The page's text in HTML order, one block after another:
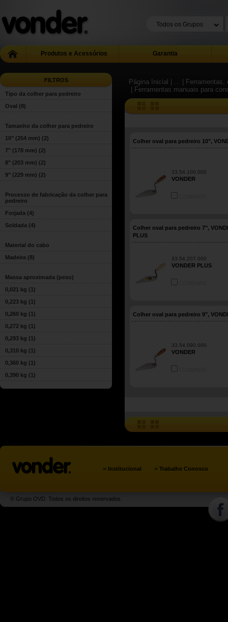
Produtos e Acessórios Garantia
FILTROS
Tipo da colher para pedreiro
Oval (8)
Tamanho da colher para pedreiro
10" (254 mm) (2)
7" (178 mm) (2)
8" (203 mm) (2)
9" (229 mm) (2)
Processo de fabricação da colher para
pedreiro
Forjada (4)
Soldada (4)
Material do cabo
Madeira (8)
Massa aproximada (peso)
0,021 kg (1)
0,223 kg (1)
0,260 kg (1)
0,272 kg (1)
0,293 kg (1)
0,310 kg (1)
0,360 kg (1)
0,390 kg (1)
Página Inicial | ...
|
| Ferramentas manuais para
Colher oval para pedreiro 10",
33.54.100.000
VONDER
Colher oval para pedreiro 7",
PLUS
33.54.207.000
VONDER PLUS
Colher oval para pedreiro 9",
33.54.090.000
VONDER
» Institucional » Trabalhe Conosco
© Grupo OVD. Todos os direitos reservados.